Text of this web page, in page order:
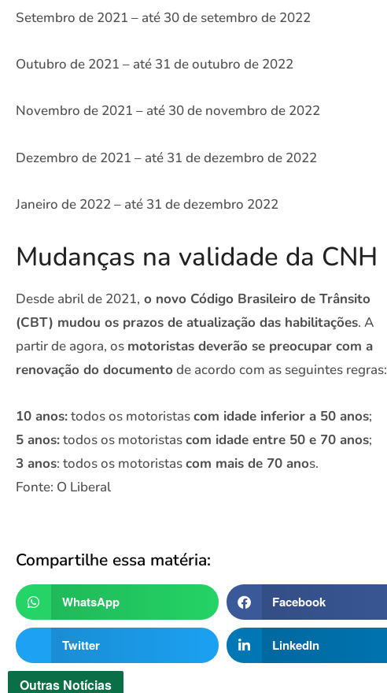
Setembro de 2021 – até 30 de setembro de 2022
Outubro de 2021 – até 31 de outubro de 2022
Novembro de 2021 – até 30 de novembro de 2022
Dezembro de 2021 – até 31 de dezembro de 2022
Janeiro de 2022 – até 31 de dezembro 2022
Mudanças na validade da CNH
Desde abril de 2021, o novo Código Brasileiro de Trânsito
(CBT) mudou os prazos de atualização das habilitações. A
partir de agora, os motoristas deverão se preocupar com a
renovação do documento de acordo com as seguintes regras:
10 anos:todos os motoristascom idade inferior a 50 anos;
5 anos:todos os motoristascom idade entre 50 e 70 anos;
3 anos: todos os motoristascom mais de 70 anos.
Fonte: O Liberal
Compartilhe essa matéria:
WhatsApp Facebook
Twitter LinkedIn
Outras Notícias